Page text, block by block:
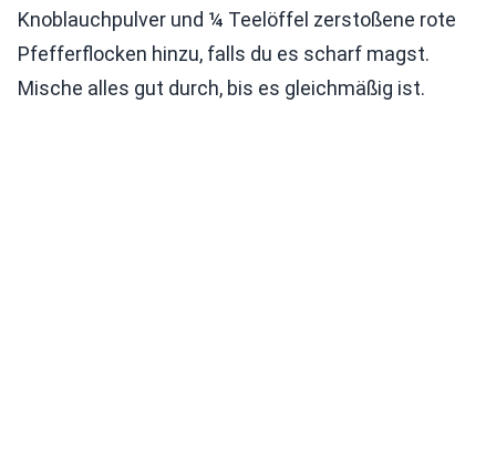
Knoblauchpulver und ¼ Teelöffel zerstoßene rote
Pfefferflocken hinzu, falls du es scharf magst.
Mische alles gut durch, bis es gleichmäßig ist.